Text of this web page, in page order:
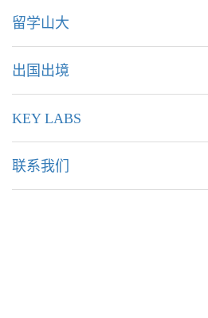
留学山大
出国出境
KEY LABS
联系我们